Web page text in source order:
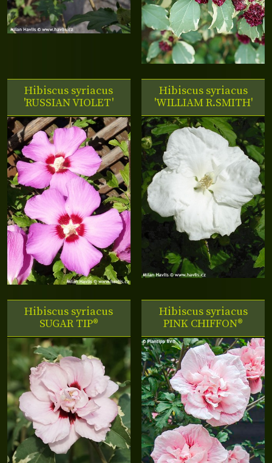
Hibiscus syriacus
'RUSSIAN VIOLET'
Hibiscus syriacus
'WILLIAM R.SMITH'
Hibiscus syriacus
SUGAR TIP®
Hibiscus syriacus
PINK CHIFFON®